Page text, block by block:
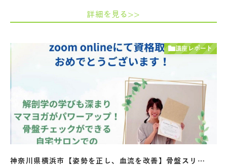
詳細を見る>>
講座レポート
神奈川県横浜市【姿勢を正し、血流を改善】骨盤スリ…